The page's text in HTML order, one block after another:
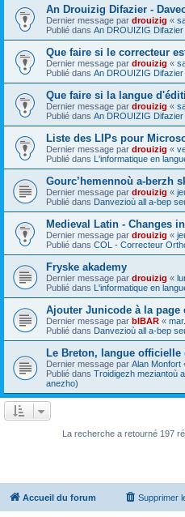
An Drouizig Difazier -
Dernier message par drouizig «
Publié dans An DROUIZIG Difazier
Que faire si le correcteur
Dernier message par drouizig «
Publié dans An DROUIZIG Difazier
Que faire si la langue
Dernier message par drouizig «
Publié dans An DROUIZIG Difazier
Liste des LIPs pour
Dernier message par drouizig «
Publié dans L'informatique en
Gourc’hemennoù a-berzh
Dernier message par drouizig «
Publié dans Danvezioù all a-bep
Medieval Latin - Changes
Dernier message par drouizig «
Publié dans COL - Correcteur
Fryske akademy
Dernier message par drouizig «
Publié dans L'informatique en
Ajouter Junicode à la page
Dernier message par bIBAR «
Publié dans Danvezioù all a-bep
Le Breton, langue officielle
Dernier message par Alan Monfort
Publié dans Troidigezh meziantoù
anezho)
La recherche a retourné 197
Accueil du forum Supprimer